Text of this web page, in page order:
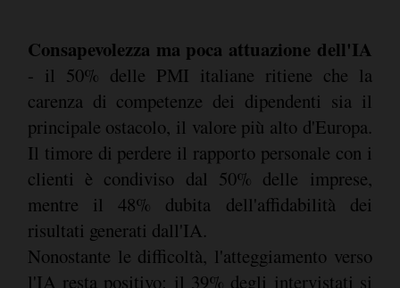
Consapevolezza ma poca attuazione dell'IA
- il 50% delle PMI italiane ritiene che la
carenza di competenze dei dipendenti sia il
principale ostacolo, il valore più alto d'Europa.
Il timore di perdere il rapporto personale con i
clienti è condiviso dal 50% delle imprese,
mentre il 48% dubita dell'affidabilità dei
risultati generati dall'IA.
Nonostante le difficoltà, l'atteggiamento verso
l'IA resta positivo: il 39% degli intervistati si